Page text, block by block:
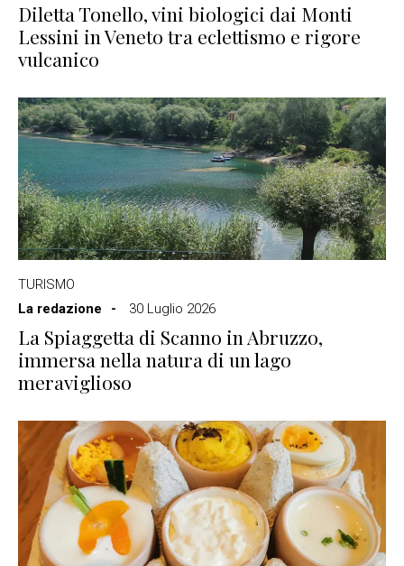
Diletta Tonello, vini biologici dai Monti
Lessini in Veneto tra eclettismo e rigore
vulcanico
TURISMO
La redazione
30 Luglio 2026
La Spiaggetta di Scanno in Abruzzo,
immersa nella natura di un lago
meraviglioso